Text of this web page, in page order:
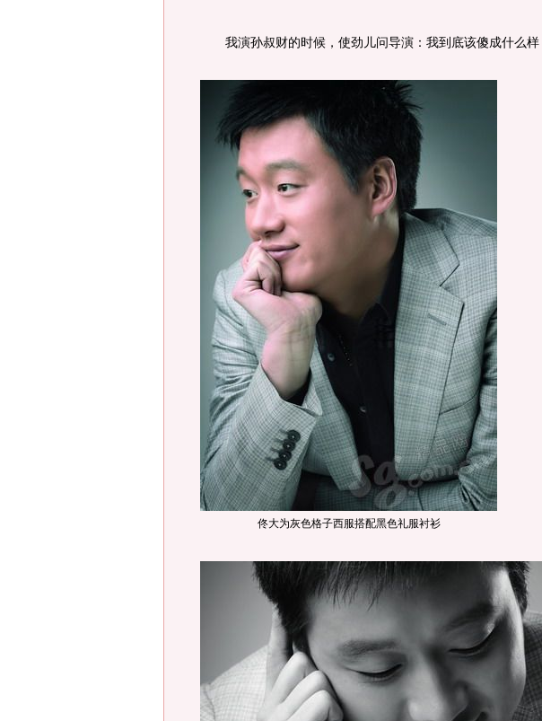
我演孙叔财的时候，使劲儿问导演：我到底该傻成什么样
佟大为灰色格子西服搭配黑色礼服衬衫